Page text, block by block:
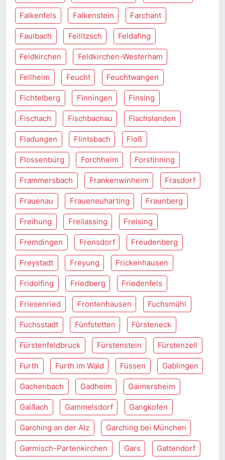
Falkenfels Falkenstein Farchant
Faulbach Feilitzsch Feldafing
Feldkirchen Feldkirchen-Westerham
Fellheim Feucht Feuchtwangen
Fichtelberg Finningen Finsing
Fischach Fischbachau Flachslanden
Fladungen Flintsbach Floß
Flossenbürg Forchheim Forstinning
Frammersbach Frankenwinheim Frasdorf
Frauenau Fraueneuharting Fraunberg
Freihung Freilassing Freising
Fremdingen Frensdorf Freudenberg
Freystadt Freyung Frickenhausen
Fridolfing Friedberg Friedenfels
Friesenried Frontenhausen Fuchsmühl
Fuchsstadt Fünfstetten Fürsteneck
Fürstenfeldbruck Fürstenstein Fürstenzell
Furth Furth im Wald Füssen Gablingen
Gachenbach Gadheim Gaimersheim
Gaißach Gammelsdorf Gangkofen
Garching an der Alz Garching bei München
Garmisch-Partenkirchen Gars Gattendorf